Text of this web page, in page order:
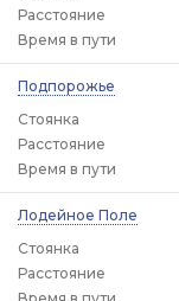
Расстояние
Время в пути
Подпорожье
Стоянка
Расстояние
Время в пути
Лодейное Поле
Стоянка
Расстояние